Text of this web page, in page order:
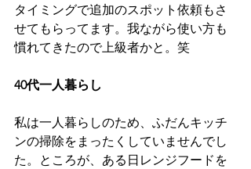
タイミングで追加のスポット依頼もさ
せてもらってます。我ながら使い方も
慣れてきたので上級者かと。笑
40代一人暮らし
私は一人暮らしのため、ふだんキッチ
ンの掃除をまったくしていませんでし
た。ところが、ある日レンジフードを